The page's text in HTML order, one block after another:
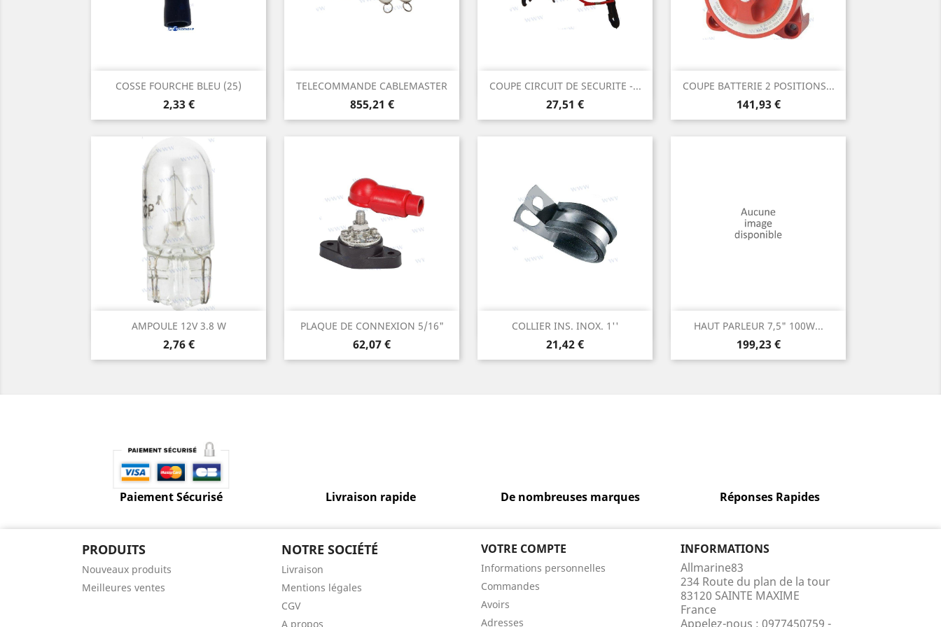
COSSE FOURCHE BLEU (25)
Prix
2,33 €
 Aperçu rapide TELECOMMANDE CABLEMASTER
Prix
855,21 €
Aperçu rapide COUPE CIRCUIT DE SECURITE -...
Prix
27,51 €
Aperçu rapide COUPE BATTERIE 2 POSITIONS...
Prix
141,93 €
Aperçu rapide
AMPOULE 12V 3.8 W
Prix
2,76 €
Aperçu rapide PLAQUE DE CONNEXION 5/16"
Prix
62,07 €
Aperçu rapide COLLIER INS. INOX. 1''
Prix
21,42 €
Aperçu rapide HAUT PARLEUR 7,5" 100W...
Prix
199,23 €
Aperçu rapide
Paiement Sécurisé Livraison rapide De nombreuses marques Réponses Rapides
PRODUITS
Nouveaux produits
Meilleures ventes
NOTRE SOCIÉTÉ
Livraison
Mentions légales
CGV
A propos
VOTRE COMPTE
Informations personnelles
Commandes
Avoirs
Adresses
INFORMATIONS
Allmarine83
234 Route du plan de la tour
83120 SAINTE MAXIME
France
Appelez-nous : 0977450759 -